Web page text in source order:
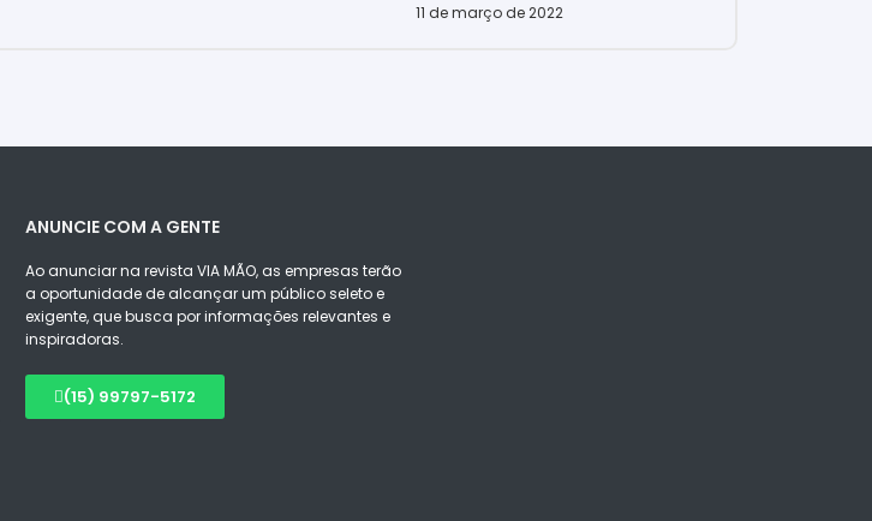
11 de março de 2022
ANUNCIE COM A GENTE
Ao anunciar na revista VIA MÃO, as empresas terão
a oportunidade de alcançar um público seleto e
exigente, que busca por informações relevantes e
inspiradoras.
(15) 99797-5172